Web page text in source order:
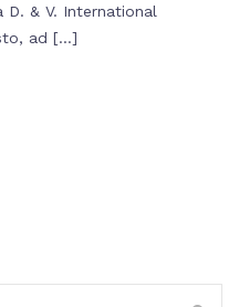
& V. International
ad […]